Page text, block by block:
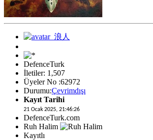
DefenceTurk
İletiler: 1,507
Üyeler No :62972
Durumu:Çevrimdışı
Kayıt Tarihi
21 Ocak 2025, 21:46:26
DefenceTurk.com
Ruh Halim
Kayıtlı